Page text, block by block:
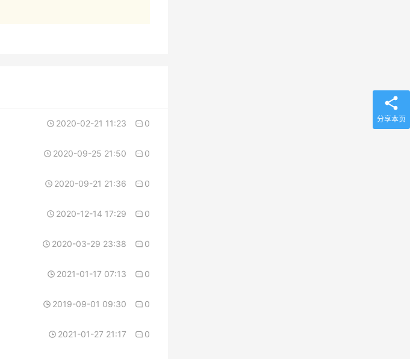
2020-02-21 11:23 0
2020-09-25 21:50 0
2020-09-21 21:36 0
2020-12-14 17:29 0
2020-03-29 23:38 0
2021-01-17 07:13 0
2019-09-01 09:30 0
2021-01-27 21:17 0
分享本页